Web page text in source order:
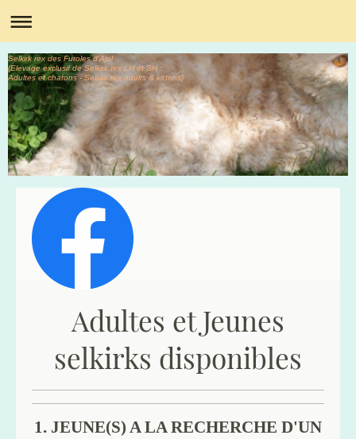
Selkirk rex des Furoles d'Ajol
(Elevage exclusif de Selkirk rex LH et SH :
Adultes et chatons - Selkirk rex adults & kittens)
Adultes et Jeunes
selkirks disponibles
1. JEUNE(S) A LA RECHERCHE D'UN